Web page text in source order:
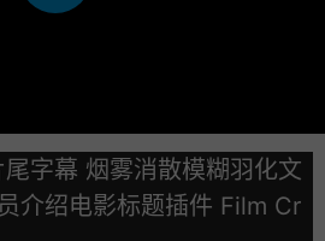
字幕 烟雾消散模糊羽化文
介绍电影标题插件 Film Cr